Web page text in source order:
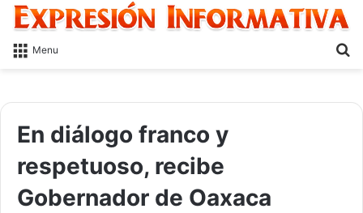
Menu
En diálogo franco y
respetuoso, recibe
Gobernador de Oaxaca